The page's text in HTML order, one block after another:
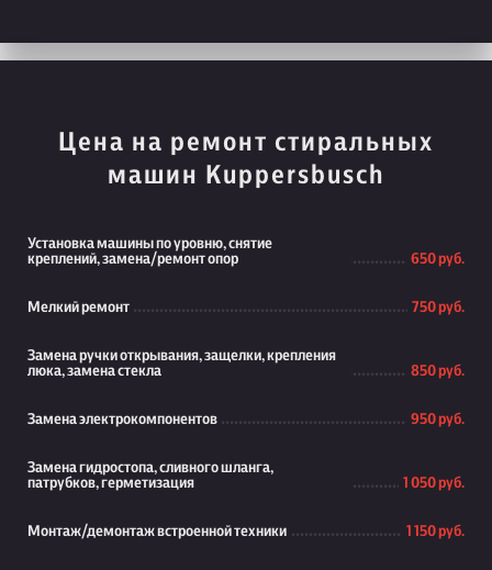
Цена на ремонт стиральных
машин Kuppersbusch
Установка машины по уровню, снятие
креплений, замена/ремонт опор
650 руб.
Мелкий ремонт 750 руб.
Замена ручки открывания, защелки, крепления
люка, замена стекла
850 руб.
Замена электрокомпонентов 950 руб.
Замена гидростопа, сливного шланга,
патрубков, герметизация
1 050 руб.
Монтаж/демонтаж встроенной техники 1 150 руб.